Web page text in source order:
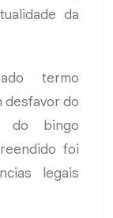
da
termo
desfavor do
do bingo
foi
legais